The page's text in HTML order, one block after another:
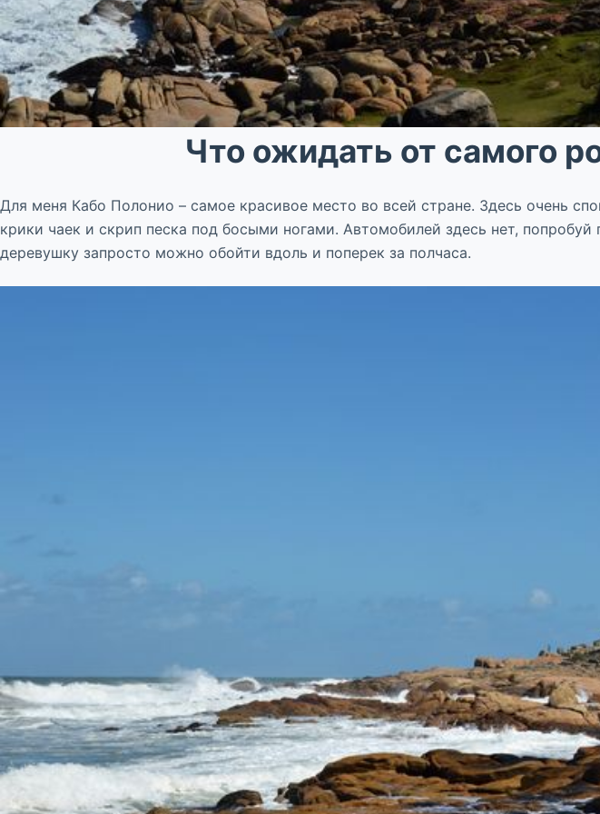
Что ожидать от самого
Для меня Кабо Полонио – самое красивое место во всей стране. Здесь очень
крики чаек и скрип песка под босыми ногами. Автомобилей здесь нет,
деревушку запросто можно обойти вдоль и поперек за полчаса.